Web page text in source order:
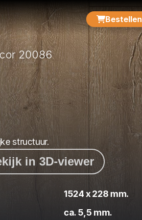
Bestellen
20086
structuur.
in 3D-viewer
1524 x 228 mm.
ca. 5,5 mm.